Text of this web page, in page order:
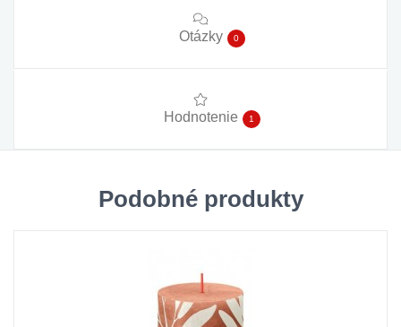
Otázky 0
Hodnotenie 1
Podobné produkty